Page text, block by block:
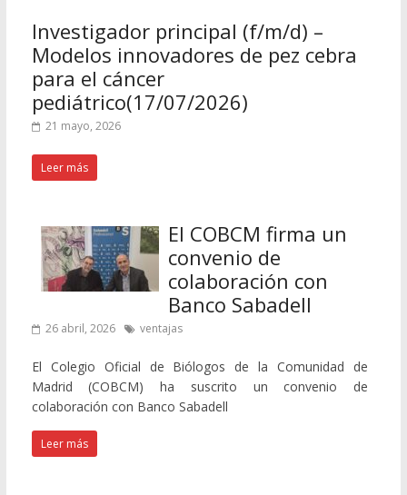
Investigador principal (f/m/d) –
Modelos innovadores de pez cebra
para el cáncer
pediátrico(17/07/2026)
21 mayo, 2026
Leer más
El COBCM firma un
convenio de
colaboración con
Banco Sabadell
26 abril, 2026 ventajas
El Colegio Oficial de Biólogos de la Comunidad de
Madrid (COBCM) ha suscrito un convenio de
colaboración con Banco Sabadell
Leer más